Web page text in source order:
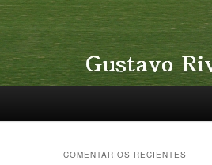
COMENTARIOS RECIENTES